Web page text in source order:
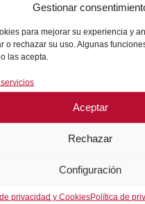
Gestionar
para mejorar su experiencia y
o rechazar su uso. Algunas
las acepta.
Aceptar
Rechazar
Configuración
privacidad y CookiesPolítica de
Consultar en
DE SEGURIDAD EN